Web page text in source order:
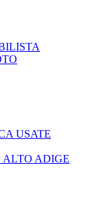
USATE
ADIGE